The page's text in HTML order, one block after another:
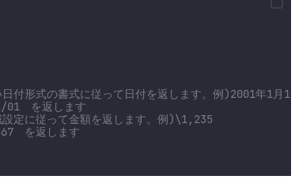
付形式の書式に従って日付を返します。例)2001年1月1日
　を返します
設定に従って金額を返します。例)\1,235
　を返します